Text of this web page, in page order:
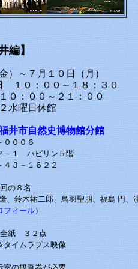
編】
）～７月１０日（月）
１０：００～１８：３０
０：００～２１：００
水曜日休館
井市自然史博物館分館
０００６
－１ ハピリン５階
４３－１６２２
の８名
、鈴木祐二郎、鳥羽聖朋、福島 円、
フィール）
全紙 ３２点
タイムラプス映像